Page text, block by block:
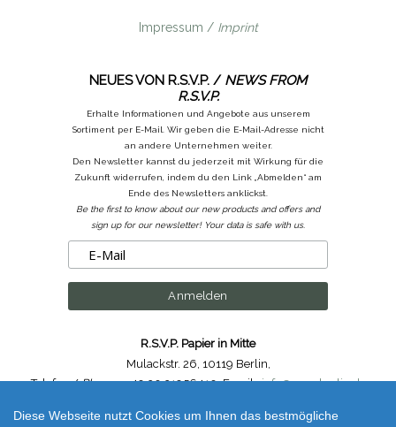
Impressum / Imprint
NEUES VON R.S.V.P. / NEWS FROM
R.S.V.P.
Erhalte Informationen und Angebote aus unserem
Sortiment per E-Mail. Wir geben die E-Mail-Adresse nicht
an andere Unternehmen weiter.
Den Newsletter kannst du jederzeit mit Wirkung für die
Zukunft widerrufen, indem du den Link „Abmelden“ am
Ende des Newsletters anklickst.
Be the first to know about our new products and offers and
sign up for our newsletter! Your data is safe with us.
R.S.V.P. Papier in Mitte
Mulackstr. 26 10119 Berlin
Telefon /Phone: ++49.30.31956410,Email :info@rsvp-berlin.de
Diese Webseite nutzt Cookies um Ihnen das bestmögliche